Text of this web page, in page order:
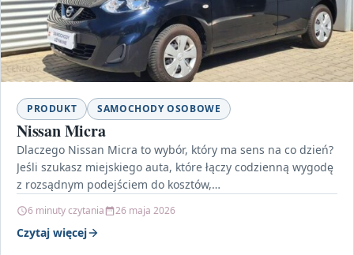
PRODUKT SAMOCHODY OSOBOWE
Nissan Micra
Dlaczego Nissan Micra to wybór, który ma sens na co dzień?
Jeśli szukasz miejskiego auta, które łączy codzienną wygodę
z rozsądnym podejściem do kosztów,…
6 minuty czytania 26 maja 2026
Czytaj więcej